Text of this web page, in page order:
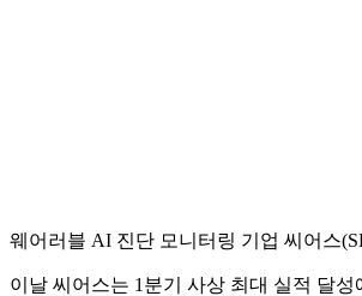
웨어러블 AI 진단 모니터링 기업 씨어스
이날 씨어스는 1분기 사상 최대 실적 달